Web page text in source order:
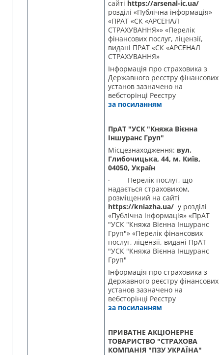
сайті https://arsenal-ic.ua/
розділі «Публічна інформація»
«ПРАТ «СК «АРСЕНАЛ
СТРАХУВАННЯ»» «Перелік
фінансових послуг, ліцензії,
видані ПРАТ «СК «АРСЕНАЛ
СТРАХУВАННЯ»
Інформація про страховика з
Державного реєстру фінансових
установ зазначено на
вебсторінці Реєстру
за посиланням
ПрАТ "УСК "Княжа Вієнна
Іншуранс Груп"
Місцезнаходження: вул.
Глибочицька, 44, м. Київ,
04050, Україн
· Перелік послуг, що
надається страховиком,
розміщений на сайті
https://kniazha.ua/ у розділі
«Публічна інформація» «ПрАТ
"УСК "Княжа Вієнна Іншуранс
Груп"» «Перелік фінансових
послуг, ліцензії, видані ПрАТ
"УСК "Княжа Вієнна Іншуранс
Груп"
Інформація про страховика з
Державного реєстру фінансових
установ зазначено на
вебсторінці Реєстру
за посиланням
ПРИВАТНЕ АКЦІОНЕРНЕ
ТОВАРИСТВО "СТРАХОВА
КОМПАНІЯ "ПЗУ УКРАЇНА"